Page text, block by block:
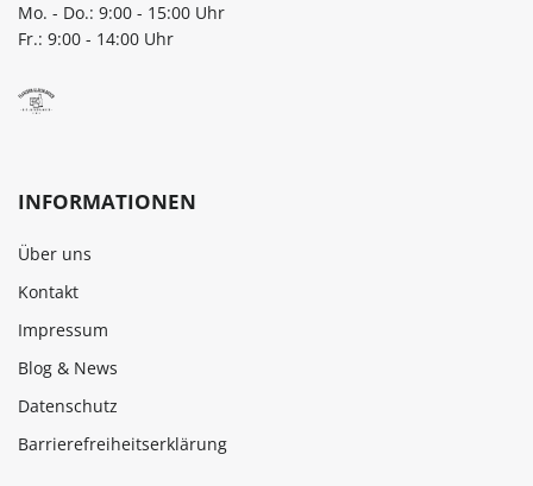
Mo. - Do.: 9:00 - 15:00 Uhr
Fr.: 9:00 - 14:00 Uhr
INFORMATIONEN
Über uns
Kontakt
Impressum
Blog & News
Datenschutz
Barrierefreiheitserklärung